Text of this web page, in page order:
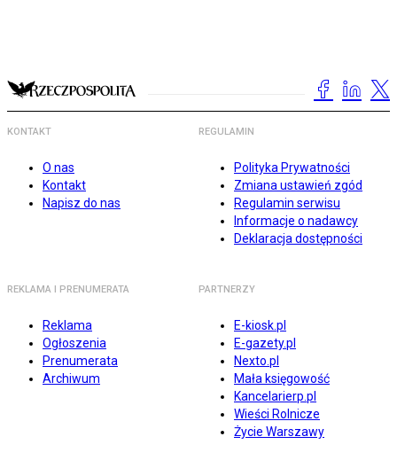
KONTAKT
O nas
Kontakt
Napisz do nas
REGULAMIN
Polityka Prywatności
Zmiana ustawień zgód
Regulamin serwisu
Informacje o nadawcy
Deklaracja dostępności
REKLAMA I PRENUMERATA
Reklama
Ogłoszenia
Prenumerata
Archiwum
PARTNERZY
E-kiosk.pl
E-gazety.pl
Nexto.pl
Mała księgowość
Kancelarierp.pl
Wieści Rolnicze
Życie Warszawy